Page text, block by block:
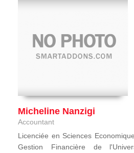
Micheline Nanzigi
Accountant
Licenciée en Sciences
Gestion Financière de